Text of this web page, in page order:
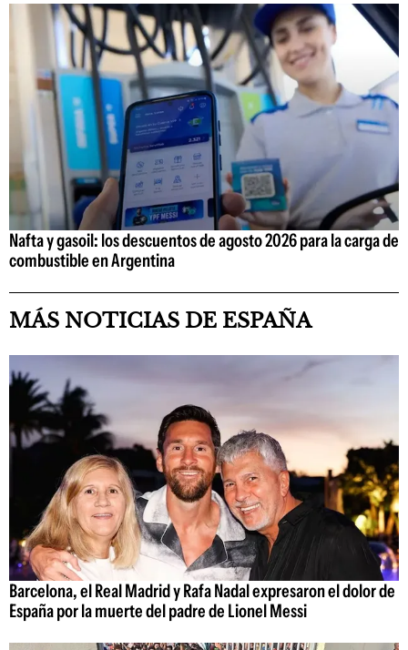
Nafta y gasoil: los descuentos de agosto 2026 para la carga de
combustible en Argentina
MÁS NOTICIAS DE ESPAÑA
Barcelona, el Real Madrid y Rafa Nadal expresaron el dolor de
España por la muerte del padre de Lionel Messi